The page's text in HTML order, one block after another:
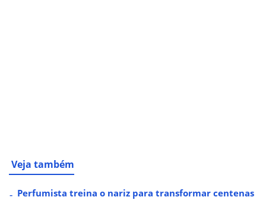
Veja também
Perfumista treina o nariz para transformar centenas